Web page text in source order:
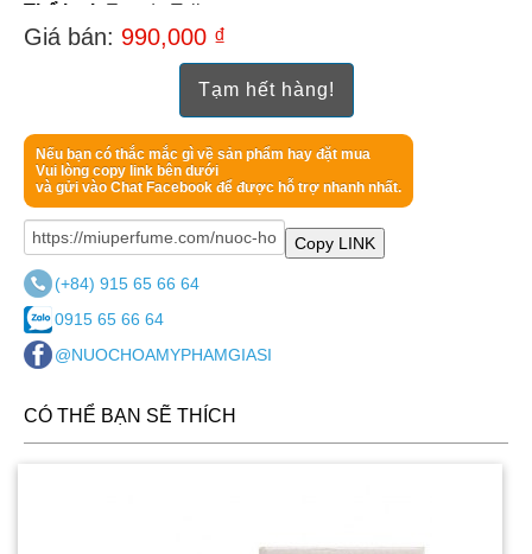
Thể loại: Eau de Toilette
Quy cách: Dạng xịt
Calvin Klein
Xuất xứ:Pháp
Giá bán: 990,000 ₫
Tạm hết hàng!
Nếu bạn có thắc mắc gì về sản phẩm hay đặt mua
Vui lòng copy link bên dưới
và gửi vào Chat Facebook để được hỗ trợ nhanh nhất.
Copy LINK
(+84) 915 65 66 64
0915 65 66 64
@NUOCHOAMYPHAMGIASI
CÓ THỂ BẠN SẼ THÍCH